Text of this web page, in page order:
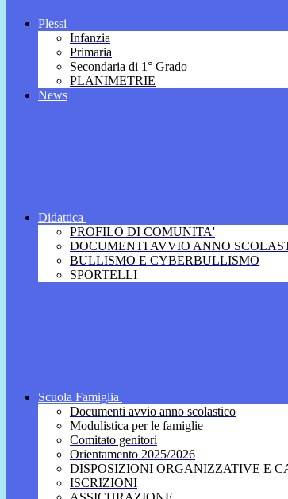
Plessi
Infanzia
Primaria
Secondaria di 1° Grado
PLANIMETRIE
News
Didattica
PROFILO DI COMUNITA'
DOCUMENTI AVVIO ANNO
BULLISMO E CYBERBULLISMO
SPORTELLI
Scuola Famiglia
Documenti avvio anno scolastico
Modulistica per le famiglie
Comitato genitori
Orientamento 2025/2026
DISPOSIZIONI ORGANIZZATIVE E
ISCRIZIONI